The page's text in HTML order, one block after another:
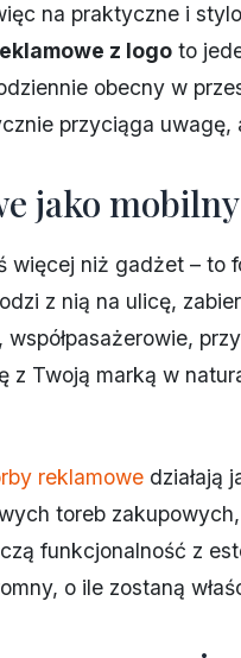
na praktyczne i
z logo to
obecny w
przyciąga uwagę,
jako
więcej niż gadżet – to
z nią na ulicę,
z Twoją marką w
reklamowe działają
toreb
funkcjonalność z
o ile zostaną